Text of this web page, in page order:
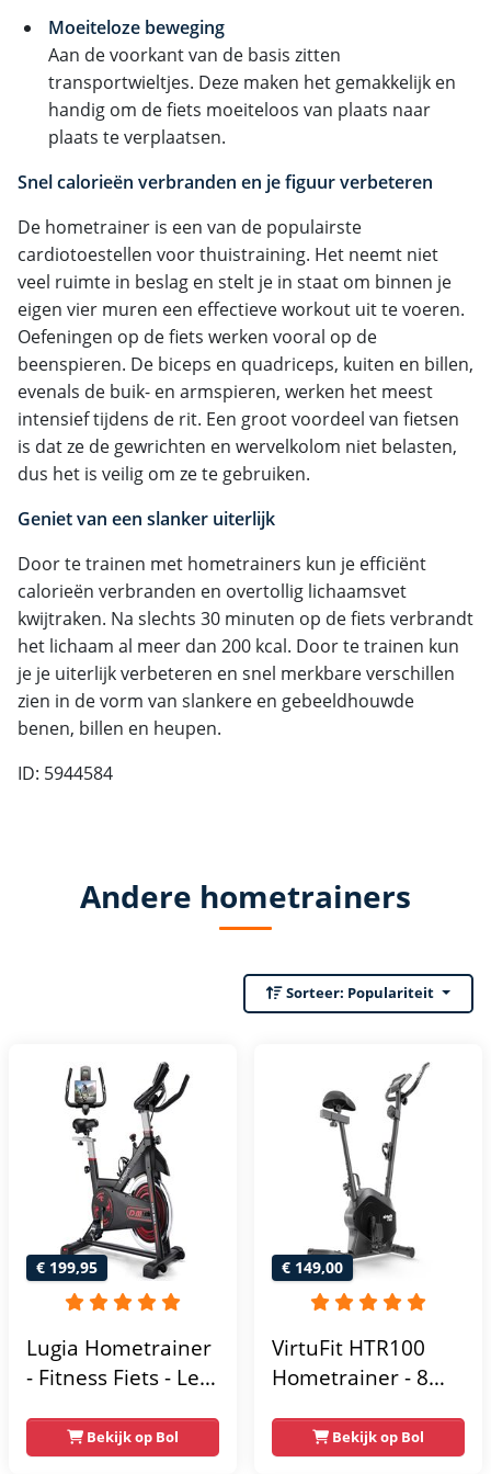
Moeiteloze beweging
Aan de voorkant van de basis zitten
transportwieltjes. Deze maken het gemakkelijk en
handig om de fiets moeiteloos van plaats naar
plaats te verplaatsen.
Snel calorieën verbranden en je figuur verbeteren
De hometrainer is een van de populairste
cardiotoestellen voor thuistraining. Het neemt niet
veel ruimte in beslag en stelt je in staat om binnen je
eigen vier muren een effectieve workout uit te voeren.
Oefeningen op de fiets werken vooral op de
beenspieren. De biceps en quadriceps, kuiten en billen,
evenals de buik- en armspieren, werken het meest
intensief tijdens de rit. Een groot voordeel van fietsen
is dat ze de gewrichten en wervelkolom niet belasten,
dus het is veilig om ze te gebruiken.
Geniet van een slanker uiterlijk
Door te trainen met hometrainers kun je efficiënt
calorieën verbranden en overtollig lichaamsvet
kwijtraken. Na slechts 30 minuten op de fiets verbrandt
het lichaam al meer dan 200 kcal. Door te trainen kun
je je uiterlijk verbeteren en snel merkbare verschillen
zien in de vorm van slankere en gebeeldhouwde
benen, billen en heupen.
ID: 5944584
Andere hometrainers
Sorteer: Populariteit
€ 199,95
Lugia Hometrainer
- Fitness Fiets - Led
Verstelbaar Zadel -
0-100% weerstand
Bekijk op Bol
€ 149,00
VirtuFit HTR100
Hometrainer - 8
Weerstandniveau's
- Verstelbaar zadel
Bekijk op Bol